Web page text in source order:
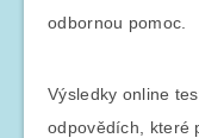
odbornou pomoc.
Výsledky online
odpovědích, které